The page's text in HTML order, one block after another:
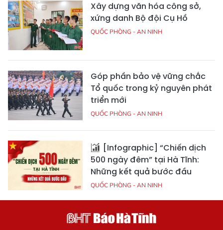
Xây dựng văn hóa công sở,
xứng danh Bộ đội Cụ Hồ
QUỐC PHÒNG - AN NINH
Góp phần bảo vệ vững chắc
Tổ quốc trong kỷ nguyên phát
triển mới
QUỐC PHÒNG - AN NINH
[Infographic] “Chiến dịch
500 ngày đêm” tại Hà Tĩnh:
Những kết quả bước đầu
QUỐC PHÒNG - AN NINH